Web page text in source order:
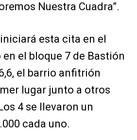
Nuestra Cuadra”.
esta cita en el
el bloque 7 de Bastión
el barrio anfitrión
lugar junto a otros
4 se llevaron un
cada uno.